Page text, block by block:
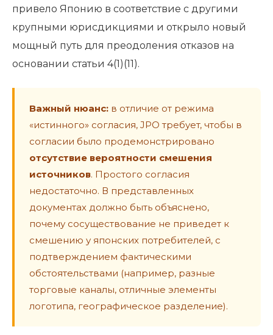
привело Японию в соответствие с другими
крупными юрисдикциями и открыло новый
мощный путь для преодоления отказов на
основании статьи 4(1)(11).
Важный нюанс: в отличие от режима
«истинного» согласия, JPO требует, чтобы в
согласии было продемонстрировано
отсутствие вероятности смешения
источников. Простого согласия
недостаточно. В представленных
документах должно быть объяснено,
почему сосуществование не приведет к
смешению у японских потребителей, с
подтверждением фактическими
обстоятельствами (например, разные
торговые каналы, отличные элементы
логотипа, географическое разделение).